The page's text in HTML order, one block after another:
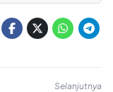
Selanjutnya